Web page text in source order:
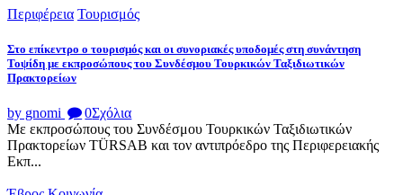
Περιφέρεια Τουρισμός
Στο επίκεντρο ο τουρισμός και οι συνοριακές υποδομές στη συνάντηση
Τοψίδη με εκπροσώπους του Συνδέσμου Τουρκικών Ταξιδιωτικών
Πρακτορείων
by gnomi 0Σχόλια
Με εκπροσώπους του Συνδέσμου Τουρκικών Ταξιδιωτικών
Πρακτορείων TÜRSAB και τον αντιπρόεδρο της Περιφερειακής
Εκπ...